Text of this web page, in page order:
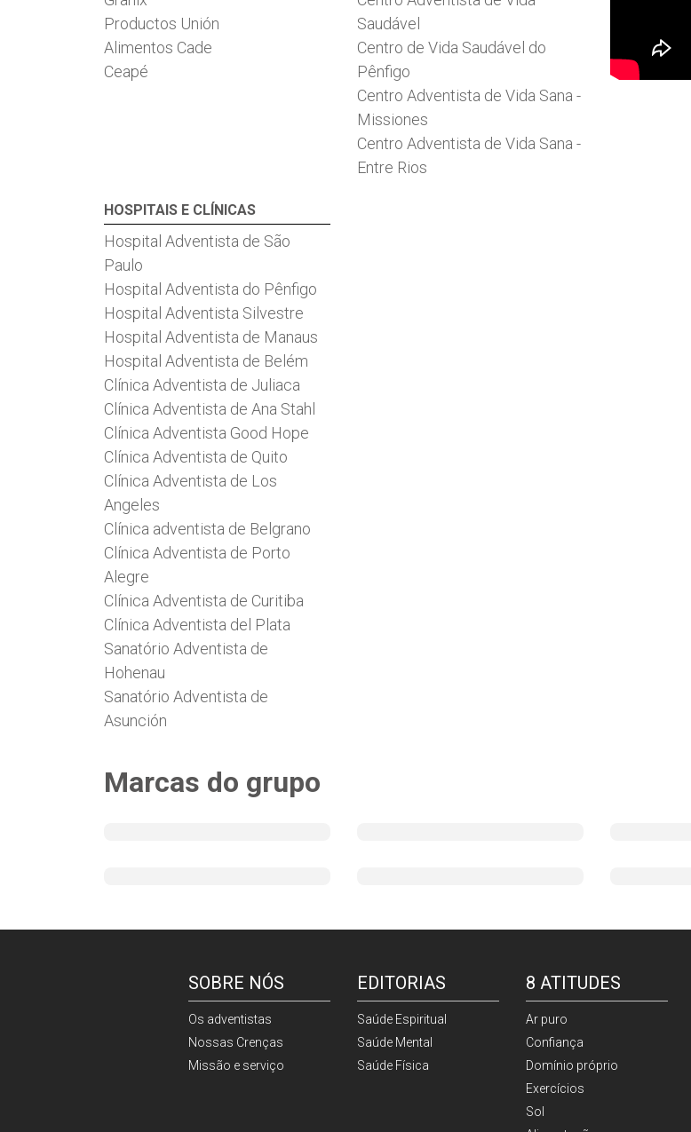
Productos Unión
Alimentos Cade
Ceapé
Saudável
Centro de Vida Saudável do
Pênfigo
Centro Adventista de Vida Sana -
Missiones
Centro Adventista de Vida Sana -
Entre Rios
HOSPITAIS E CLÍNICAS
Hospital Adventista de São
Paulo
Hospital Adventista do Pênfigo
Hospital Adventista Silvestre
Hospital Adventista de Manaus
Hospital Adventista de Belém
Clínica Adventista de Juliaca
Clínica Adventista de Ana Stahl
Clínica Adventista Good Hope
Clínica Adventista de Quito
Clínica Adventista de Los
Angeles
Clínica adventista de Belgrano
Clínica Adventista de Porto
Alegre
Clínica Adventista de Curitiba
Clínica Adventista del Plata
Sanatório Adventista de
Hohenau
Sanatório Adventista de
Asunción
Marcas do grupo
SOBRE NÓS
Os adventistas
Nossas Crenças
Missão e serviço
EDITORIAS
Saúde Espiritual
Saúde Mental
Saúde Física
8 ATITUDES
Ar puro
Confiança
Domínio próprio
Exercícios
Sol